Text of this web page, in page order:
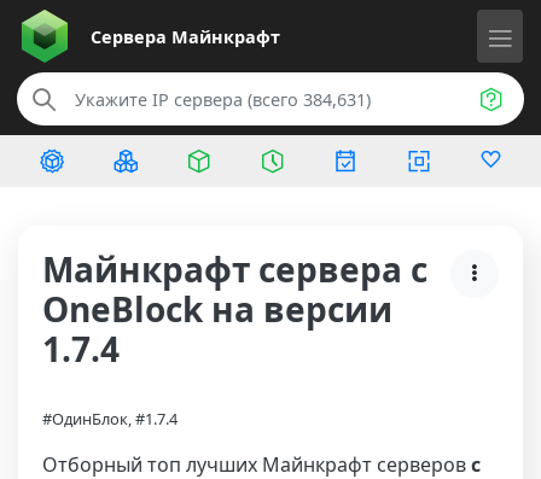
Сервера Майнкрафт
Майнкрафт сервера с
OneBlock на версии
1.7.4
#ОдинБлок, #1.7.4
Отборный топ лучших Майнкрафт серверовс